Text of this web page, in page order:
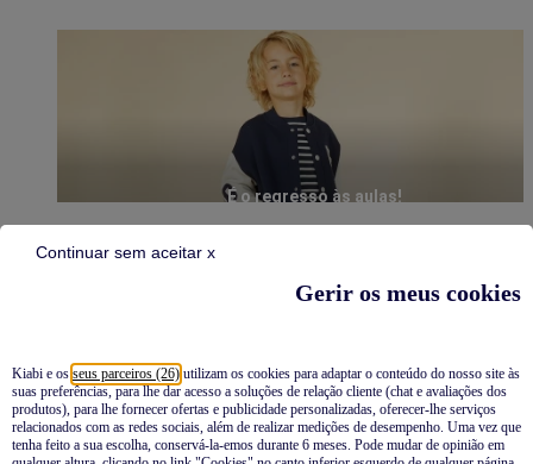
Gerir os meus cookies
Kiabi e os seus parceiros (26) utilizam os cookies para adaptar o conteúdo do nosso site às
suas preferências, para lhe dar acesso a soluções de relação cliente (chat e avaliações dos
produtos), para lhe fornecer ofertas e publicidade personalizadas, oferecer-lhe serviços
relacionados com as redes sociais, além de realizar medições de desempenho. Uma vez que
tenha feito a sua escolha, conservá-la-emos durante 6 meses. Pode mudar de opinião em
Continuar sem aceitar x
É o regresso às aulas!
Pijamas
Novidades